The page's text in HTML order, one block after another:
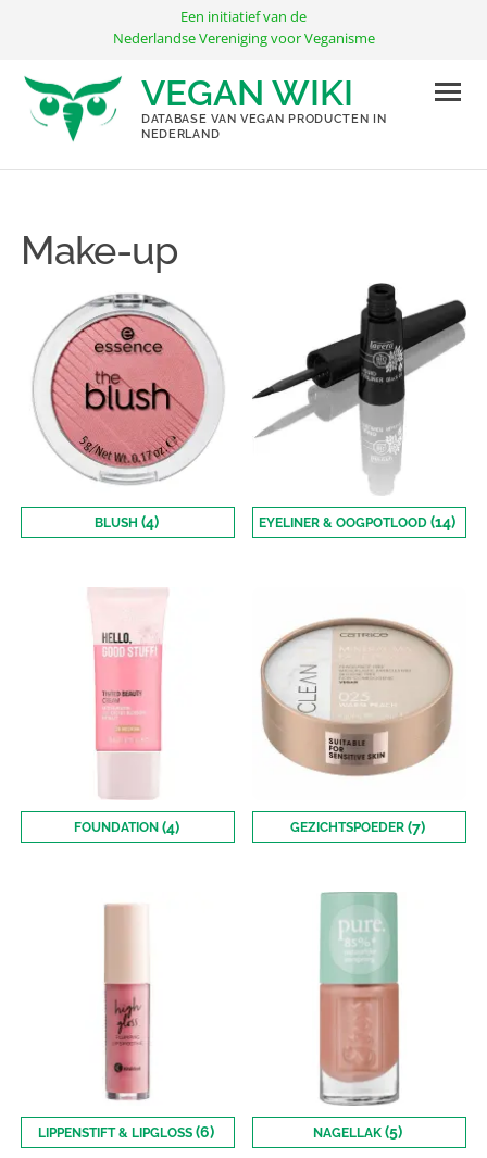
inhoud
Een initiatief van de
Nederlandse Vereniging voor Veganisme
VEGAN WIKI
DATABASE VAN VEGAN PRODUCTEN IN
NEDERLAND
Make-up
BLUSH (4) EYELINER & OOGPOTLOOD(14)
FOUNDATION (4) GEZICHTSPOEDER (7)
LIPPENSTIFT & LIPGLOSS(6) NAGELLAK (5)